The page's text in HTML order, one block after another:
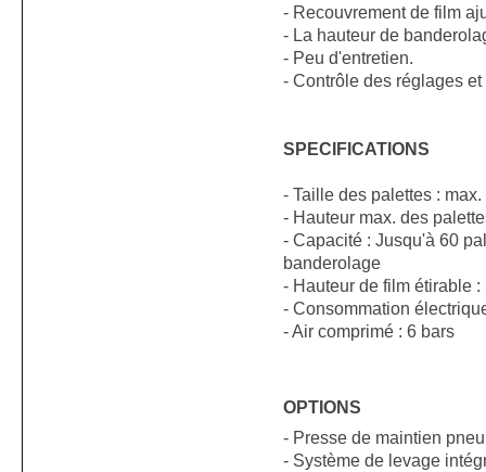
- Recouvrement de film
- La hauteur de
- Peu d'entretien.
- Contrôle des réglages
SPECIFICATIONS
- Taille des palettes :
- Hauteur max. des
- Capacité : Jusqu'à 60
banderolage
- Hauteur de film étirable :
- Consommation
- Air comprimé : 6 bars
OPTIONS
- Presse de maintien
- Système de levage